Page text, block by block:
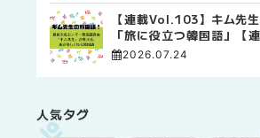
【連載Vol.103】キム先
「旅に役立つ韓国語」【
尾について その3】
2026.07.24
人気タグ